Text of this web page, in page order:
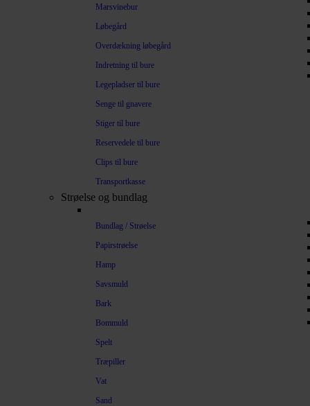
Marsvinebur
Løbegård
Overdækning løbegård
Indretning til bure
Legepladser til bure
Senge til gnavere
Stiger til bure
Reservedele til bure
Clips til bure
Transportkasse
Strøelse og bundlag
Bundlag / Strøelse
Papirstrøelse
Hamp
Savsmuld
Bark
Bommuld
Spelt
Træpiller
Vat
Sand